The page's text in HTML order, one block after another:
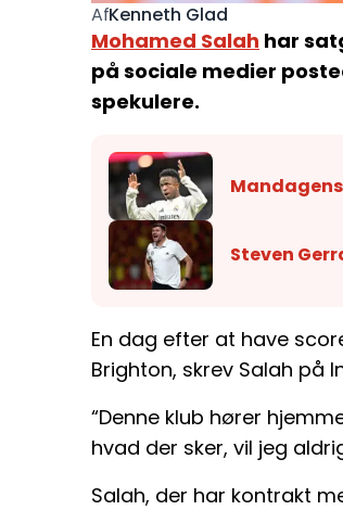
AfKenneth Glad
Mohamed Salah har
på sociale medier
spekulere.
Steven
En dag efter at have
Brighton, skrev Salah på
“Denne klub hører
hvad der sker, vil jeg
Salah, der har kontrakt